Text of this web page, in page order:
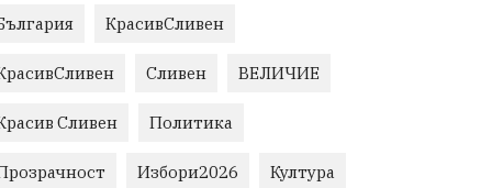
КрасивСливен
Сливен ВЕЛИЧИЕ
Сливен Политика
Избори2026 Култура